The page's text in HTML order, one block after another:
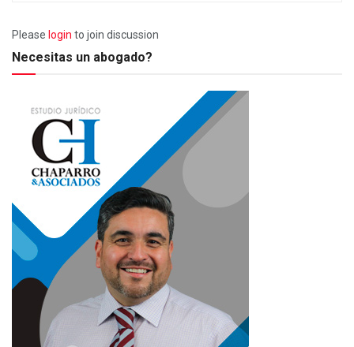
Please login to join discussion
Necesitas un abogado?